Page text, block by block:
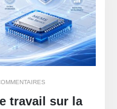
travail sur la